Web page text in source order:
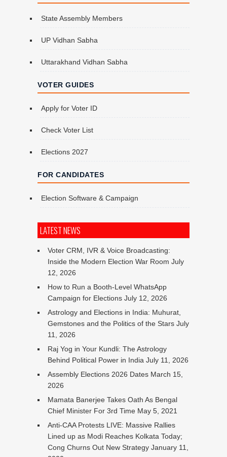
State Assembly Members
UP Vidhan Sabha
Uttarakhand Vidhan Sabha
VOTER GUIDES
Apply for Voter ID
Check Voter List
Elections 2027
FOR CANDIDATES
Election Software & Campaign
LATEST NEWS
Voter CRM, IVR & Voice Broadcasting:
Inside the Modern Election War Room July
12, 2026
How to Run a Booth-Level WhatsApp
Campaign for Elections July 12, 2026
Astrology and Elections in India: Muhurat,
Gemstones and the Politics of the Stars July
11, 2026
Raj Yog in Your Kundli: The Astrology
Behind Political Power in India July 11, 2026
Assembly Elections 2026 Dates March 15,
2026
Mamata Banerjee Takes Oath As Bengal
Chief Minister For 3rd Time May 5, 2021
Anti-CAA Protests LIVE: Massive Rallies
Lined up as Modi Reaches Kolkata Today;
Cong Churns Out New Strategy January 11,